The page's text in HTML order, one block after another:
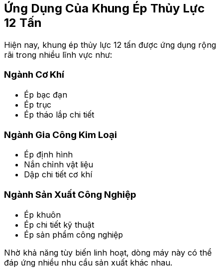
Ứng Dụng Của Khung Ép Thủy Lực
12 Tấn
Hiện nay, khung ép thủy lực 12 tấn được ứng dụng rộng
rãi trong nhiều lĩnh vực như:
Ngành Cơ Khí
Ép bạc đạn
Ép trục
Ép tháo lắp chi tiết
Ngành Gia Công Kim Loại
Ép định hình
Nắn chỉnh vật liệu
Dập chi tiết cơ khí
Ngành Sản Xuất Công Nghiệp
Ép khuôn
Ép chi tiết kỹ thuật
Ép sản phẩm công nghiệp
Nhờ khả năng tùy biến linh hoạt, dòng máy này có thể
đáp ứng nhiều nhu cầu sản xuất khác nhau.